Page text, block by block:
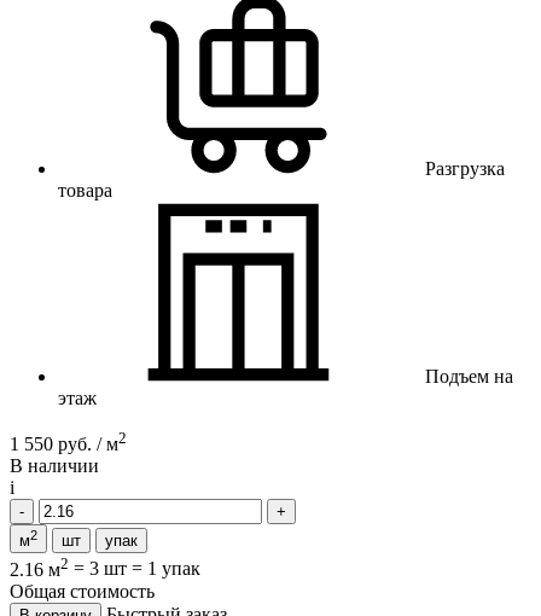
Разгрузка
товара
Подъем на
этаж
1 550 руб. / м2
В наличии
i
м2 шт упак
2.16 м2 = 3 шт = 1 упак
Общая стоимость